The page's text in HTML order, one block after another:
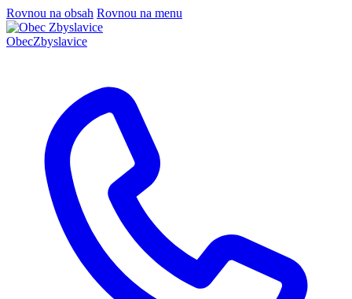
Rovnou na obsah Rovnou na menu
ObecZbyslavice